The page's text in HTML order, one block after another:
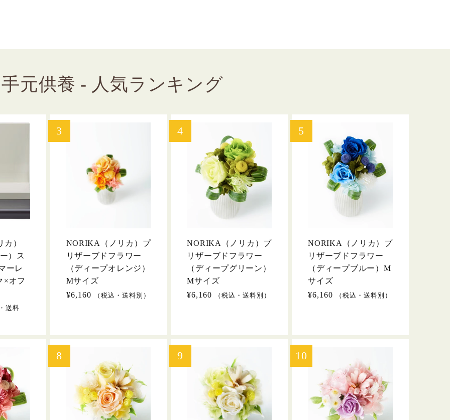
手元供養 - 人気ランキング
）
）ス
ーレ
×オフ
送料
NORIKA（ノリカ）プ
リザーブドフラワー
（ディープオレンジ）
Mサイズ
通
¥6,160 （税込・送料別）
NORIKA（ノリカ）プ
リザーブドフラワー
（ディープグリーン）
Mサイズ
通
¥6,160 （税込・送料別）
NORIKA（ノリカ）プ
リザーブドフラワー
（ディープブルー）M
サイズ
通
¥6,160 （税込・送料別）